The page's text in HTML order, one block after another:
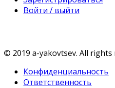
Войти / выйти
© 2019 a-yakovtsev. All rights
Конфиденциальность
Ответственность